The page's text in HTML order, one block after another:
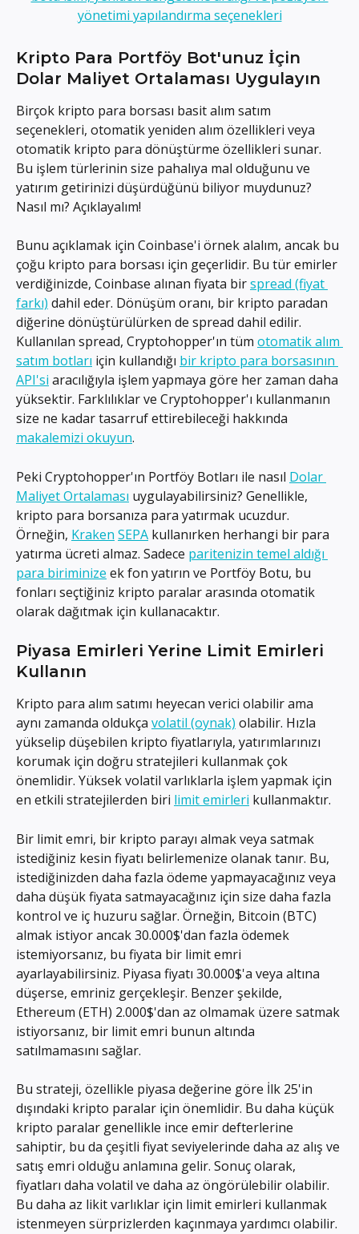
Kripto Para Portföy Bot'unuz İçin
Dolar Maliyet Ortalaması Uygulayın
Birçok kripto para borsası basit alım satım
seçenekleri, otomatik yeniden alım özellikleri veya
otomatik kripto para dönüştürme özellikleri sunar.
Bu işlem türlerinin size pahalıya mal olduğunu ve
yatırım getirinizi düşürdüğünü biliyor muydunuz?
Nasıl mı? Açıklayalım!
Bunu açıklamak için Coinbase'i örnek alalım, ancak bu
çoğu kripto para borsası için geçerlidir. Bu tür emirler
verdiğinizde, Coinbase alınan fiyata bir spread (fiyat
farkı) dahil eder. Dönüşüm oranı, bir kripto paradan
diğerine dönüştürülürken de spread dahil edilir.
Kullanılan spread, Cryptohopper'ın tüm otomatik alım
satım botları için kullandığı bir kripto para borsasının
API'si aracılığıyla işlem yapmaya göre her zaman daha
yüksektir. Farklılıklar ve Cryptohopper'ı kullanmanın
size ne kadar tasarruf ettirebileceği hakkında
makalemizi okuyun.
Peki Cryptohopper'ın Portföy Botları ile nasıl Dolar
Maliyet Ortalaması uygulayabilirsiniz? Genellikle,
kripto para borsanıza para yatırmak ucuzdur.
Örneğin, Kraken SEPA kullanırken herhangi bir para
yatırma ücreti almaz. Sadece paritenizin temel aldığı
para biriminize ek fon yatırın ve Portföy Botu, bu
fonları seçtiğiniz kripto paralar arasında otomatik
olarak dağıtmak için kullanacaktır.
Piyasa Emirleri Yerine Limit Emirleri
Kullanın
Kripto para alım satımı heyecan verici olabilir ama
aynı zamanda oldukça volatil (oynak) olabilir. Hızla
yükselip düşebilen kripto fiyatlarıyla, yatırımlarınızı
korumak için doğru stratejileri kullanmak çok
önemlidir. Yüksek volatil varlıklarla işlem yapmak için
en etkili stratejilerden biri limit emirleri kullanmaktır.
Bir limit emri, bir kripto parayı almak veya satmak
istediğiniz kesin fiyatı belirlemenize olanak tanır. Bu,
istediğinizden daha fazla ödeme yapmayacağınız veya
daha düşük fiyata satmayacağınız için size daha fazla
kontrol ve iç huzuru sağlar. Örneğin, Bitcoin (BTC)
almak istiyor ancak 30.000$'dan fazla ödemek
istemiyorsanız, bu fiyata bir limit emri
ayarlayabilirsiniz. Piyasa fiyatı 30.000$'a veya altına
düşerse, emriniz gerçekleşir. Benzer şekilde,
Ethereum (ETH) 2.000$'dan az olmamak üzere satmak
istiyorsanız, bir limit emri bunun altında
satılmamasını sağlar.
Bu strateji, özellikle piyasa değerine göre İlk 25'in
dışındaki kripto paralar için önemlidir. Bu daha küçük
kripto paralar genellikle ince emir defterlerine
sahiptir, bu da çeşitli fiyat seviyelerinde daha az alış ve
satış emri olduğu anlamına gelir. Sonuç olarak,
fiyatları daha volatil ve daha az öngörülebilir olabilir.
Bu daha az likit varlıklar için limit emirleri kullanmak
istenmeyen sürprizlerden kaçınmaya yardımcı olabilir.